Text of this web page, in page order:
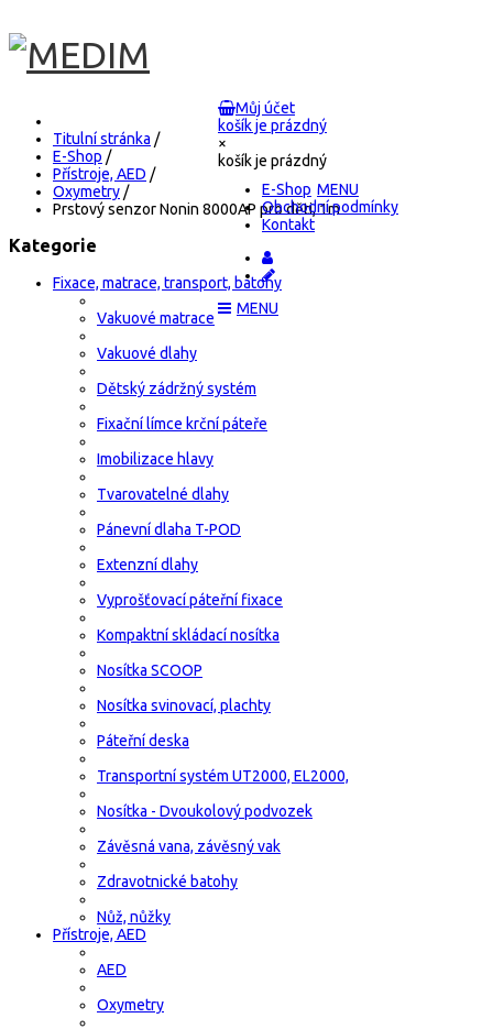
Můj účet
košík je prázdný
×
košík je prázdný
E-Shop
Obchodní podmínky
Kontakt
Titulní stránka /
E-Shop /
Přístroje, AED /
Oxymetry /
Prstový senzor Nonin 8000AP pro děti, 1m
Kategorie
Fixace, matrace, transport, batohy
Vakuové matrace
Vakuové dlahy
Dětský zádržný systém
Fixační límce krční páteře
Imobilizace hlavy
Tvarovatelné dlahy
Pánevní dlaha T-POD
Extenzní dlahy
Vyprošťovací páteřní fixace
Kompaktní skládací nosítka
Nosítka SCOOP
Nosítka svinovací, plachty
Páteřní deska
Transportní systém UT2000, EL2000,
Nosítka - Dvoukolový podvozek
Závěsná vana, závěsný vak
Zdravotnické batohy
Nůž, nůžky
Přístroje, AED
AED
Oxymetry